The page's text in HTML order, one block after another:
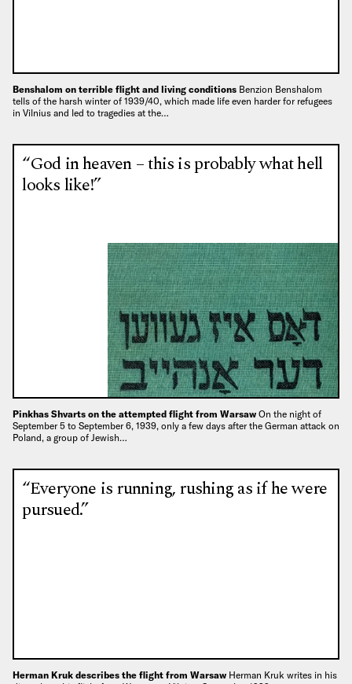
Benshalom on terrible flight and living conditions Benzion Benshalom
tells of the harsh winter of 1939/40, which made life even harder for refugees
in Vilnius and led to tragedies at the…
“God in heaven – this is probably what hell
looks like!”
Pinkhas Shvarts on the attempted flight from Warsaw On the night of
September 5 to September 6, 1939, only a few days after the German attack on
Poland, a group of Jewish…
“Everyone is running, rushing as if he were
pursued.”
Herman Kruk describes the flight from Warsaw Herman Kruk writes in his